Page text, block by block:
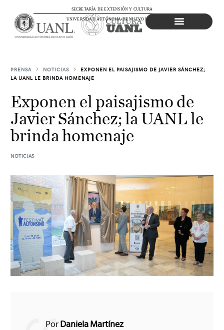
UNIVERSIDAD AUTÓNOMA DE NUEVO LEÓN
SECRETARÍA DE EXTENSIÓN Y CULTURA
PRENSA NOTICIAS
EXPONEN EL PAISAJISMO DE JAVIER SÁNCHEZ;
LA UANL LE BRINDA HOMENAJE
Exponen el paisajismo de
Javier Sánchez; la UANL le
brinda homenaje
NOTICIAS
Por Daniela Martínez